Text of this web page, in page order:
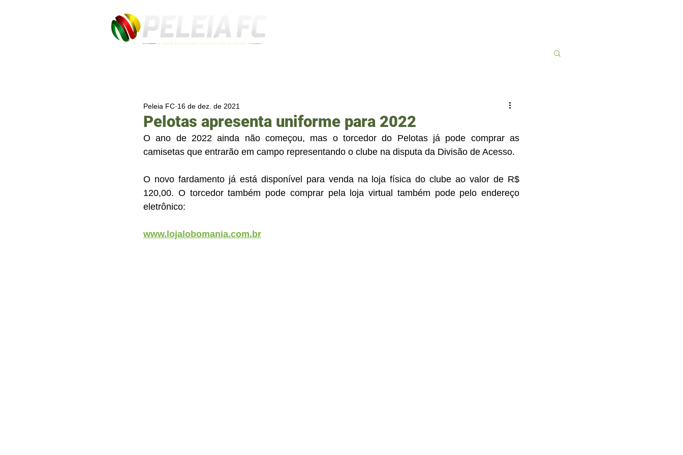
Pelotas apresenta uniforme para 2022
Peleia FC 16 de dez. de 2021
O ano de 2022 ainda não começou, mas o torcedor do Pelotas já pode comprar as
camisetas que entrarão em campo representando o clube na disputa da Divisão de Acesso.
O novo fardamento já está disponível para venda na loja física do clube ao valor de R$
120,00. O torcedor também pode comprar pela loja virtual também pode pelo endereço
eletrônico:
www.lojalobomania.com.br